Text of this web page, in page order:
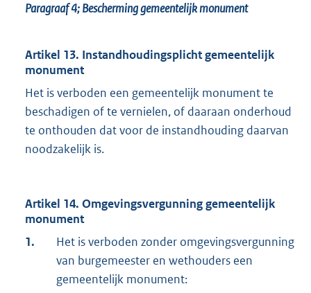
Paragraaf 4;Bescherming gemeentelijk monument
Artikel 13. Instandhoudingsplicht gemeentelijk
monument
Het is verboden een gemeentelijk monument te
beschadigen of te vernielen, of daaraan onderhoud
te onthouden dat voor de instandhouding daarvan
noodzakelijk is.
Artikel 14. Omgevingsvergunning gemeentelijk
monument
1.
Het is verboden zonder omgevingsvergunning
van burgemeester en wethouders een
gemeentelijk monument: